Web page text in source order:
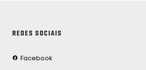
REDES SOCIAIS
Facebook